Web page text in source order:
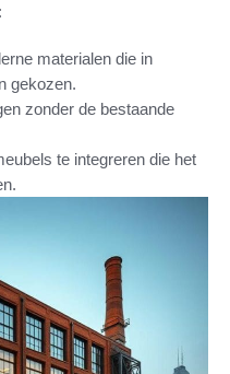
materialen die in
gekozen.
zonder de bestaande
te integreren die het